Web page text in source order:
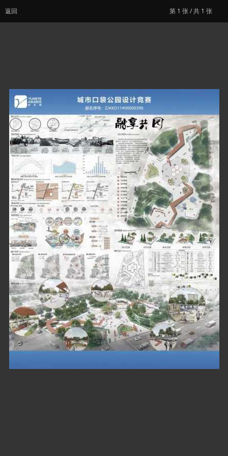
返回 第 1 张 / 共 1 张